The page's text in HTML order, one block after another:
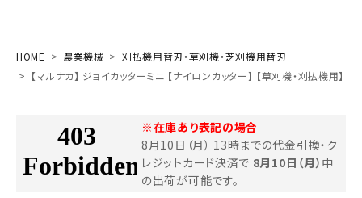
search
HOME 農業機械
刈払機用替刃・草刈機・芝刈機用替刃
【マルナカ】 ジョイカッターミニ 【ナイロンカッター】 【草刈機・刈払機用】
※在庫あり表記の場合
8月10日（月） 13時までの代金引換・ク
レジットカード決済で 8月10日（月） 中
の出荷が可能です。